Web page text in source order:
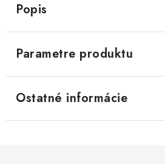
Popis
Parametre produktu
Ostatné informácie